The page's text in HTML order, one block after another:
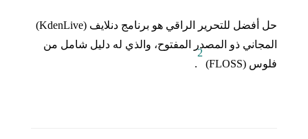
حل أفضل للتحرير الراقي هو برنامج دنلايف (KdenLive)
المجاني ذو المصدر المفتوح، والذي له دليل شامل من
فلوس (FLOSS)
2
.